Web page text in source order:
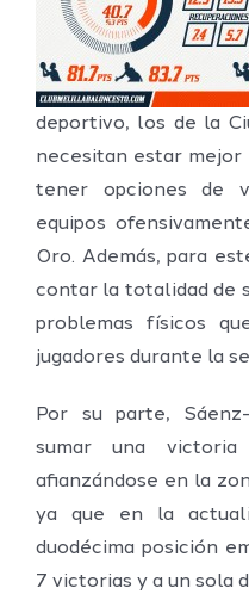
deportivo, los de la
necesitan estar mejor
tener opciones de
equipos
Oro. Además, para
contar la totalidad de
problemas físicos
jugadores durante la
Por su parte,
sumar una
afianzándose en la
ya que en la
duodécima posición
7 victorias y a un sola